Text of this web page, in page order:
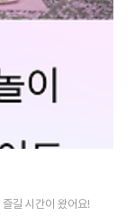
길 시간이 왔어요!